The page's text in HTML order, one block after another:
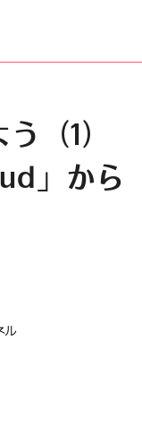
（1）
」から